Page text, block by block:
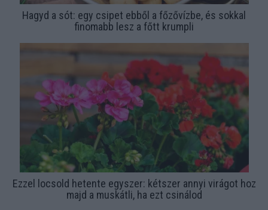
Hagyd a sót: egy csipet ebből a főzővízbe, és sokkal
finomabb lesz a főtt krumpli
Ezzel locsold hetente egyszer: kétszer annyi virágot hoz
majd a muskátli, ha ezt csinálod